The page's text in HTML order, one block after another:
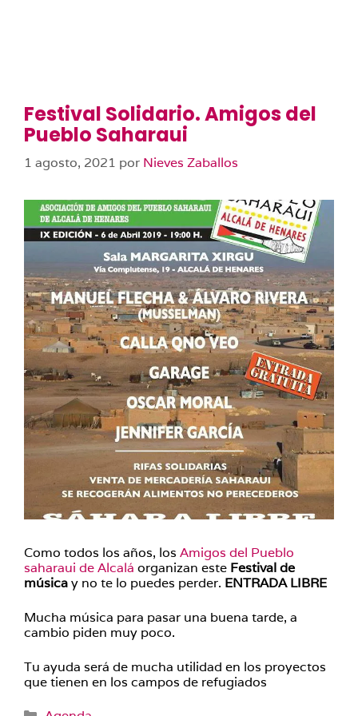
Festival Solidario. Amigos del
Pueblo Saharaui
1 agosto, 2021 por Nieves Zaballos
Como todos los años, los Amigos del Pueblo
saharaui de Alcalá organizan este Festival de
músicay no te lo puedes perder. ENTRADA LIBRE
Mucha música para pasar una buena tarde, a
cambio piden muy poco.
Tu ayuda será de mucha utilidad en los proyectos
que tienen en los campos de refugiados